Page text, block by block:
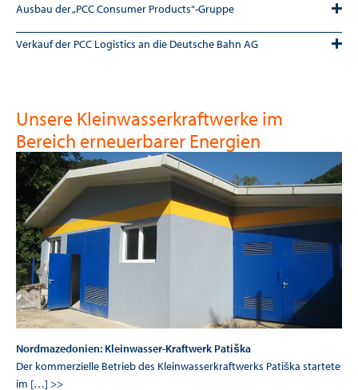
Ausbau der „PCC Consumer Products“-Gruppe
Verkauf der PCC Logistics an die Deutsche Bahn AG
Unsere Kleinwasserkraftwerke im
Bereich erneuerbarer Energien
Nordmazedonien: Kleinwasser-Kraftwerk Patiška
Der kommerzielle Betrieb des Kleinwasserkraftwerks Patiška startete
im […] >>